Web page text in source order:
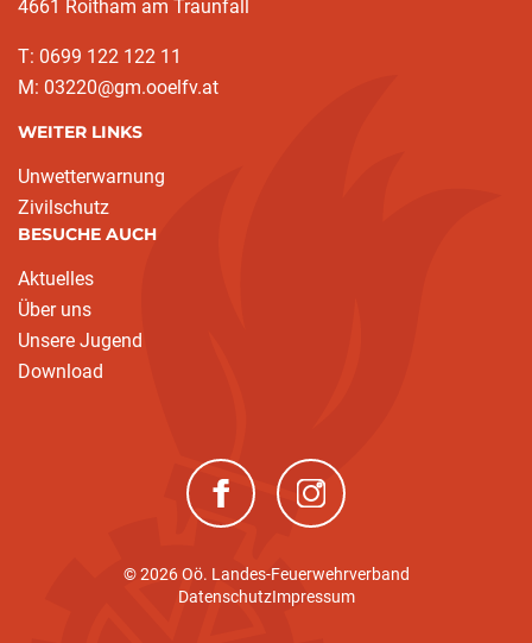
4661 Roitham am Traunfall
T: 0699 122 122 11
M: 03220@gm.ooelfv.at
WEITER LINKS
Unwetterwarnung
Zivilschutz
BESUCHE AUCH
Aktuelles
Über uns
Unsere Jugend
Download
(neues Fenster)(neues Fenster)
© 2026 Oö. Landes-Feuerwehrverband
DatenschutzImpressum